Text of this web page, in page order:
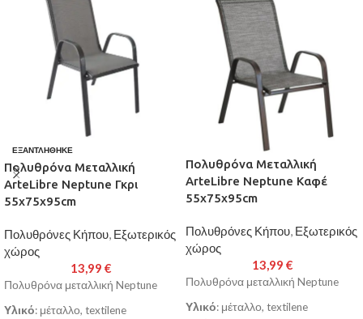
ΕΞΑΝΤΛΉΘΗΚΕ
Πολυθρόνα Μεταλλική
ArteLibre Neptune Γκρι
55x75x95cm
Πολυθρόνες Κήπου, Εξωτερικός
χώρος
13,99 €
Πολυθρόνα μεταλλική Neptune
Υλικό: μέταλλο, textilene
Πολυθρόνα Μεταλλική
ArteLibre Neptune Καφέ
55x75x95cm
Πολυθρόνες Κήπου, Εξωτερικός
χώρος
13,99 €
Πολυθρόνα μεταλλική Neptune
Υλικό: μέταλλο, textilene